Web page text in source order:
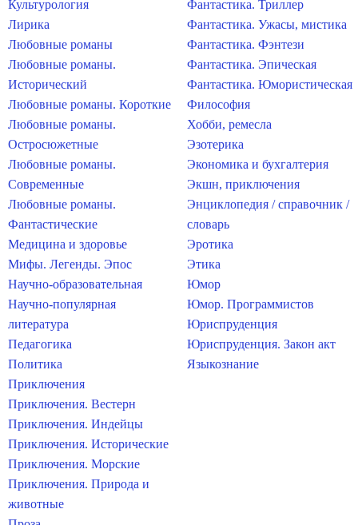
Культурология
Лирика
Любовные романы
Любовные романы.
Исторический
Любовные романы. Короткие
Любовные романы.
Остросюжетные
Любовные романы.
Современные
Любовные романы.
Фантастические
Медицина и здоровье
Мифы. Легенды. Эпос
Научно-образовательная
Научно-популярная
литература
Педагогика
Политика
Приключения
Приключения. Вестерн
Приключения. Индейцы
Приключения. Исторические
Приключения. Морские
Приключения. Природа и
животные
Фантастика. Триллер
Фантастика. Ужасы, мистика
Фантастика. Фэнтези
Фантастика. Эпическая
Фантастика. Юмористическая
Философия
Хобби, ремесла
Эзотерика
Экономика и бухгалтерия
Экшн, приключения
Энциклопедия / справочник /
словарь
Эротика
Этика
Юмор
Юмор. Программистов
Юриспруденция
Юриспруденция. Закон акт
Языкознание